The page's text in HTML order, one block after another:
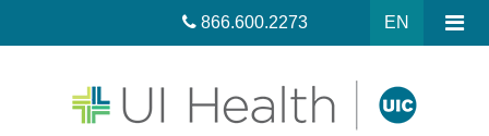
EN
866.600.2273